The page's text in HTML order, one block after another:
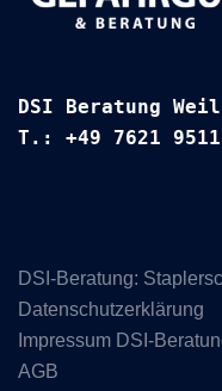
DSI Beratung
T.: +49 7621
DSI-Beratung:
Datenschutzerklärung
Impressum DSI-
AGB